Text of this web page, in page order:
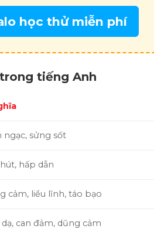
học thử miễn phí
tiếng Anh
ngạc, sửng sốt
hấp dẫn
cảm, liều lĩnh, táo bạo
dạ, can đảm, dũng cảm